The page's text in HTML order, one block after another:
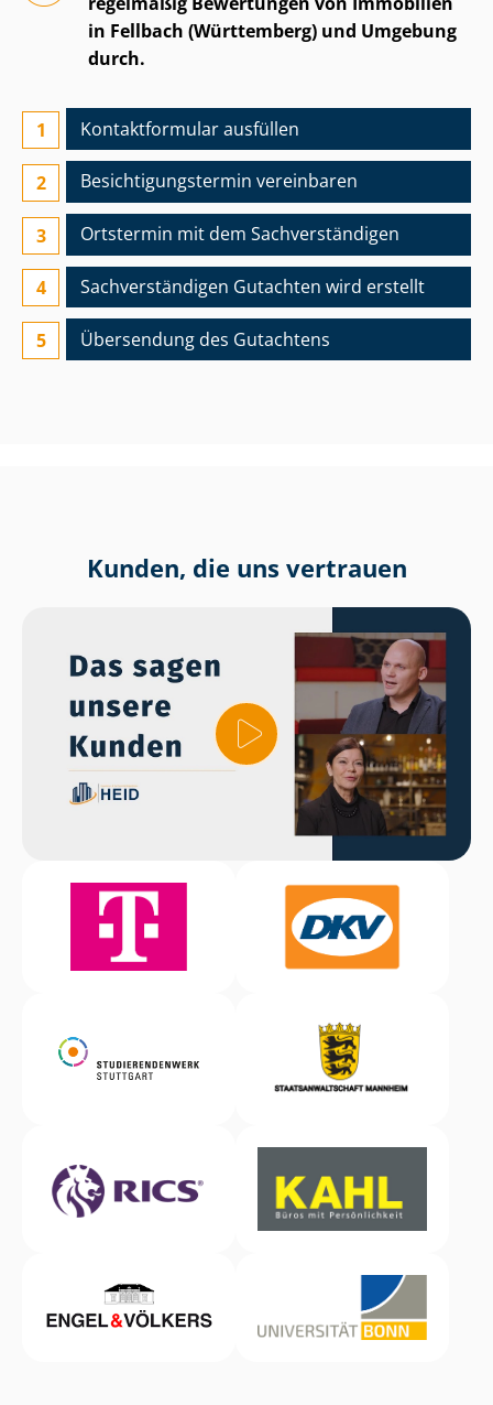
in Fellbach (Württemberg) und Umgebung
durch.
Kontaktformular ausfüllen
Besichtigungs­termin vereinbaren
Ortstermin mit dem Sach­ver­stän­di­gen
Sach­ver­stän­di­gen Gutachten wird erstellt
Übersendung des Gutachtens
Kunden, die uns vertrauen